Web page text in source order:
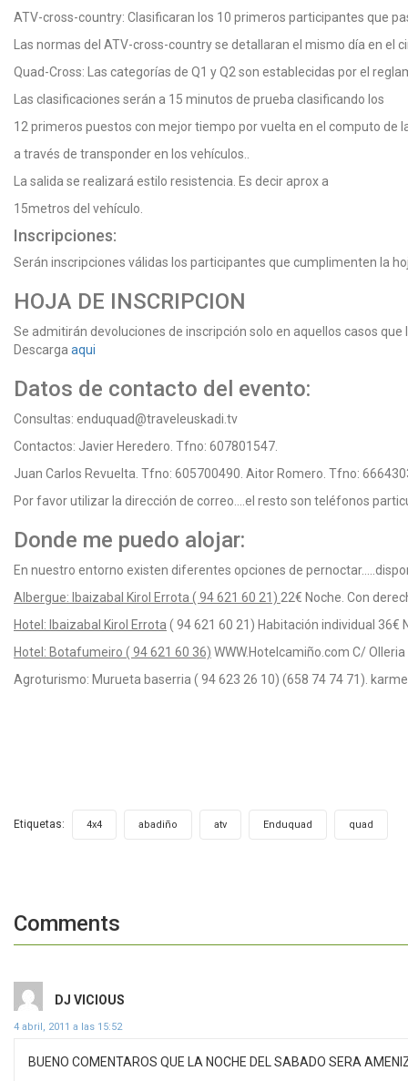
ATV-cross-country: Clasificaran los 10 primeros participantes que
Las normas del ATV-cross-country se detallaran el mismo día en el
Quad-Cross: Las categorías de Q1 y Q2 son establecidas por el
Las clasificaciones serán a 15 minutos de prueba clasificando los
12 primeros puestos con mejor tiempo por vuelta en el computo de
a través de transponder en los vehículos..
La salida se realizará estilo resistencia. Es decir aprox a
15metros del vehículo.
Inscripciones:
Serán inscripciones válidas los participantes que cumplimenten la
HOJA DE INSCRIPCION
Se admitirán devoluciones de inscripción solo en aquellos casos
Descarga aqui
Datos de contacto del evento:
Consultas: enduquad@traveleuskadi.tv
Contactos: Javier Heredero. Tfno: 607801547.
Juan Carlos Revuelta. Tfno: 605700490. Aitor Romero. Tfno:
Por favor utilizar la dirección de correo….el resto son teléfonos
Donde me puedo alojar:
En nuestro entorno existen diferentes opciones de
Albergue: Ibaizabal Kirol Errota ( 94 621 60 21) 22€ Noche. Con
Hotel: Ibaizabal Kirol Errota ( 94 621 60 21) Habitación individual 36€
Hotel: Botafumeiro ( 94 621 60 36) WWW.Hotelcamiño.com C/
Agroturismo: Murueta baserria ( 94 623 26 10) (658 74 74 71).
Etiquetas: 4x4 abadiño atv Enduquad quad
Comments
DJ VICIOUS
4 abril, 2011 a las 15:52
BUENO COMENTAROS QUE LA NOCHE DEL SABADO SERA